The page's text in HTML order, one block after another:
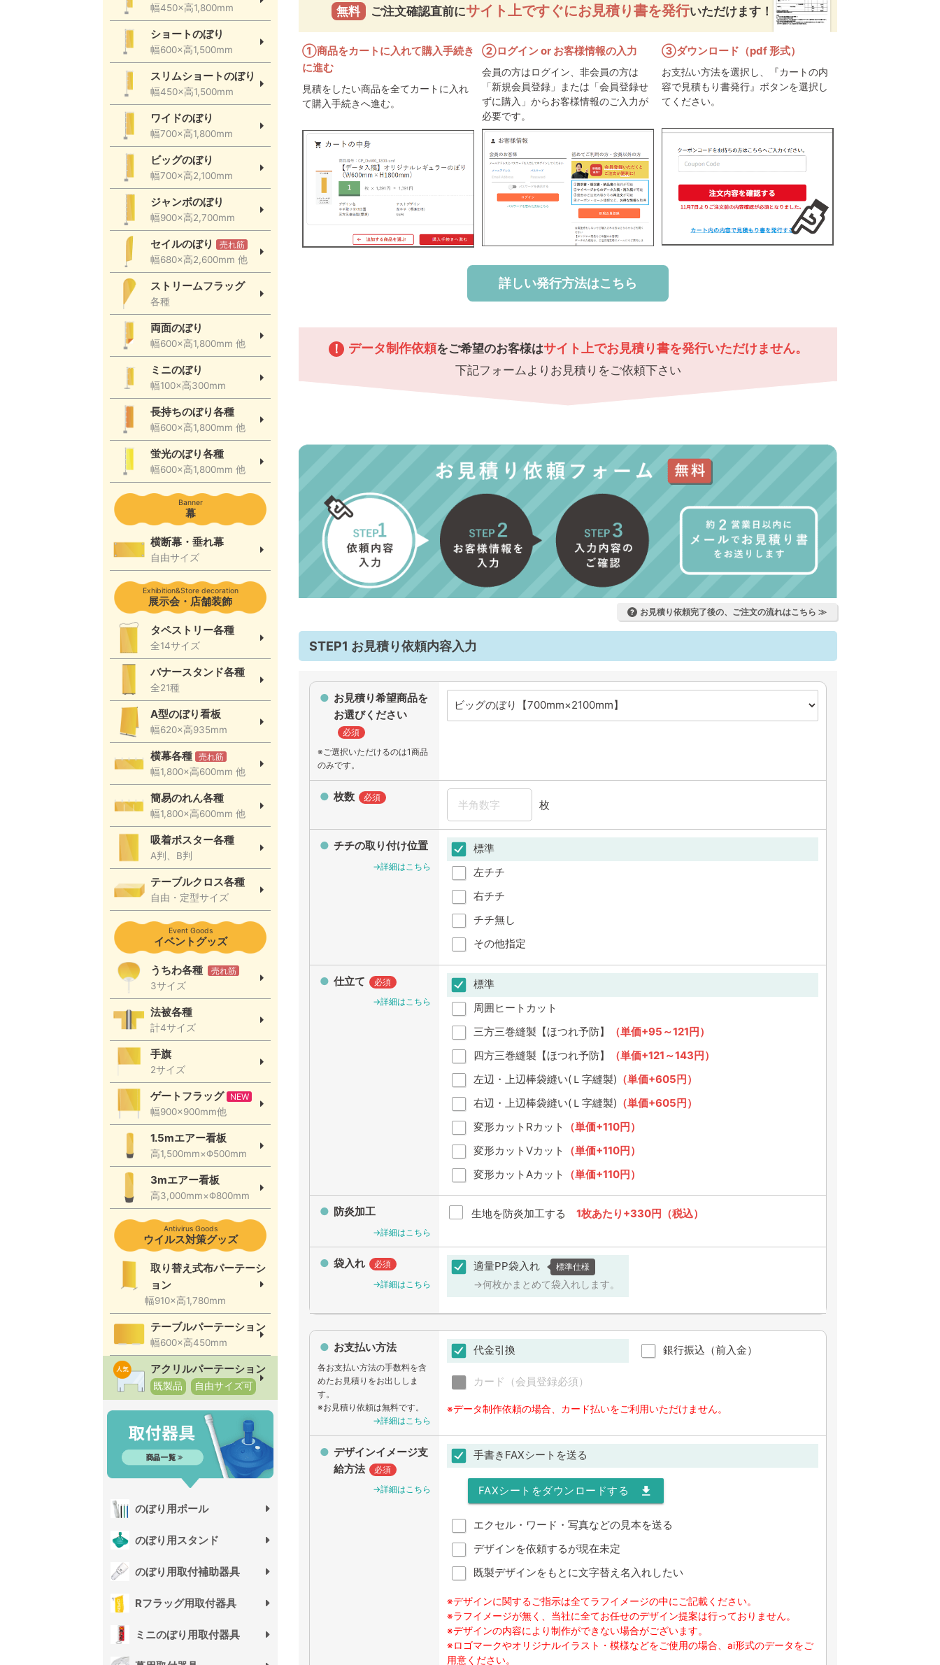
幅450×高1,800mm
ショートのぼり
幅600×高1,500mm
スリムショートのぼり
幅450×高1,500mm
ワイドのぼり
幅700×高1,800mm
ビッグのぼり
幅700×高2,100mm
ジャンボのぼり
幅900×高2,700mm
セイルのぼり 売れ筋
幅680×高2,600mm 他
ストリームフラッグ
各種
両面のぼり
幅600×高1,800mm 他
ミニのぼり
幅100×高300mm
長持ちのぼり各種
幅600×高1,800mm 他
蛍光のぼり各種
幅600×高1,800mm 他
Banner
幕
横断幕・垂れ幕
自由サイズ
Exhibition&Store decoration
展示会・店舗装飾
タペストリー各種
全14サイズ
バナースタンド各種
全21種
A型のぼり看板
幅620×高935mm
横幕各種 売れ筋
幅1,800×高600mm 他
簡易のれん各種
幅1,800×高600mm 他
吸着ポスター各種
A判、B判
テーブルクロス各種
自由・定型サイズ
Event Goods
イベントグッズ
うちわ各種 売れ筋
3サイズ
法被各種
計4サイズ
手旗
2サイズ
ゲートフラッグ NEW
幅900×900mm他
1.5mエアー看板
高1,500mm×Φ500mm
3mエアー看板
高3,000mm×Φ800mm
Antivirus Goods
ウイルス対策グッズ
取り替え式布パーテーシ
ョン
幅910×高1,780mm
テーブルパーテーション
幅600×高450mm
アクリルパーテーション
既製品 自由サイズ可
のぼり用ポール
のぼり用スタンド
のぼり用取付補助器具
Rフラッグ用取付器具
ミニのぼり用取付器具
無料 ご注文確認直前にサイト上ですぐにお見積り書を発行いただけます！
①商品をカートに入れて購入手続き
に進む
見積をしたい商品を全てカートに入れ
て購入手続きへ進む。
②ログイン or お客様情報の入力
会員の方はログイン、非会員の方は
「新規会員登録」または「会員登録せ
ずに購入」からお客様情報のご入力が
必要です。
③ダウンロード（pdf 形式）
お支払い方法を選択し、『カートの内
容で見積もり書発行』ボタンを選択し
てください。
詳しい発行方法はこちら
！ データ制作依頼をご希望のお客様はサイト上でお見積り書を発行いただけません。
下記フォームよりお見積りをご依頼下さい
? お見積り依頼完了後の、ご注文の流れはこちら ≫
STEP1 お見積り依頼内容入力
お見積り希望商品を
お選びください
必須
※ご選択いただけるのは1商品
のみです。
枚数 必須
枚
チチの取り付け位置
→詳細はこちら
標準
左チチ
右チチ
チチ無し
その他指定
仕立て
必須
→詳細はこちら
標準
周囲ヒートカット
三方三巻縫製【ほつれ予防】
（単価+95～121円）
四方三巻縫製【ほつれ予防】
（単価+121～143円）
左辺・上辺棒袋縫い(Ｌ字縫製) （単価+605円）
右辺・上辺棒袋縫い(Ｌ字縫製) （単価+605円）
変形カットRカット
（単価+110円）
変形カットVカット
（単価+110円）
変形カットAカット
（単価+110円）
防炎加工
→詳細はこちら
生地を防炎加工する 1枚あたり+330円（税込）
袋入れ
必須
→詳細はこちら
適量PP袋入れ 標準仕様
→何枚かまとめて袋入れします。
お支払い方法
各お支払い方法の手数料を含
めたお見積りをお出ししま
す。
※お見積り依頼は無料です。
→詳細はこちら
代金引換 銀行振込（前入金）
カード（会員登録必須）
※データ制作依頼の場合、カード払いをご利用いただけません。
デザインイメージ支
給方法
必須
→詳細はこちら
手書きFAXシートを送る
file_download
FAXシートをダウンロードする
エクセル・ワード・写真などの見本を送る
デザインを依頼するが現在未定
既製デザインをもとに文字替え名入れしたい
※デザインに関するご指示は全てラフイメージの中にご記載ください。
※ラフイメージが無く、当社に全てお任せのデザイン提案は行っておりません。
※デザインの内容により制作ができない場合がございます。
※ロゴマークやオリジナルイラスト・模様などをご使用の場合、ai形式のデータをご
用意ください。